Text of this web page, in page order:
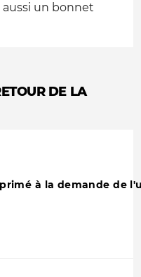
un bonnet
DE LA
à la demande de